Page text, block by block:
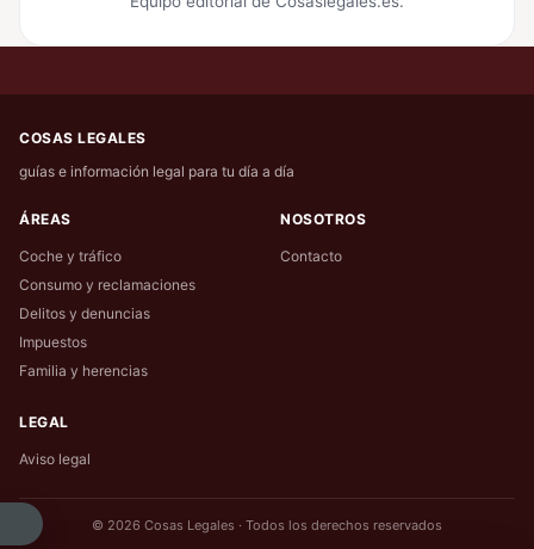
COSAS LEGALES
guías e información legal para tu día a día
ÁREAS
Coche y tráfico
Consumo y reclamaciones
Delitos y denuncias
Impuestos
Familia y herencias
NOSOTROS
Contacto
LEGAL
Aviso legal
© 2026 Cosas Legales · Todos los derechos reservados